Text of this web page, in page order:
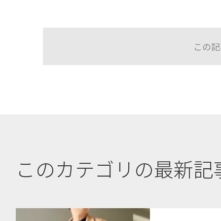
この
このカテゴリの最新記